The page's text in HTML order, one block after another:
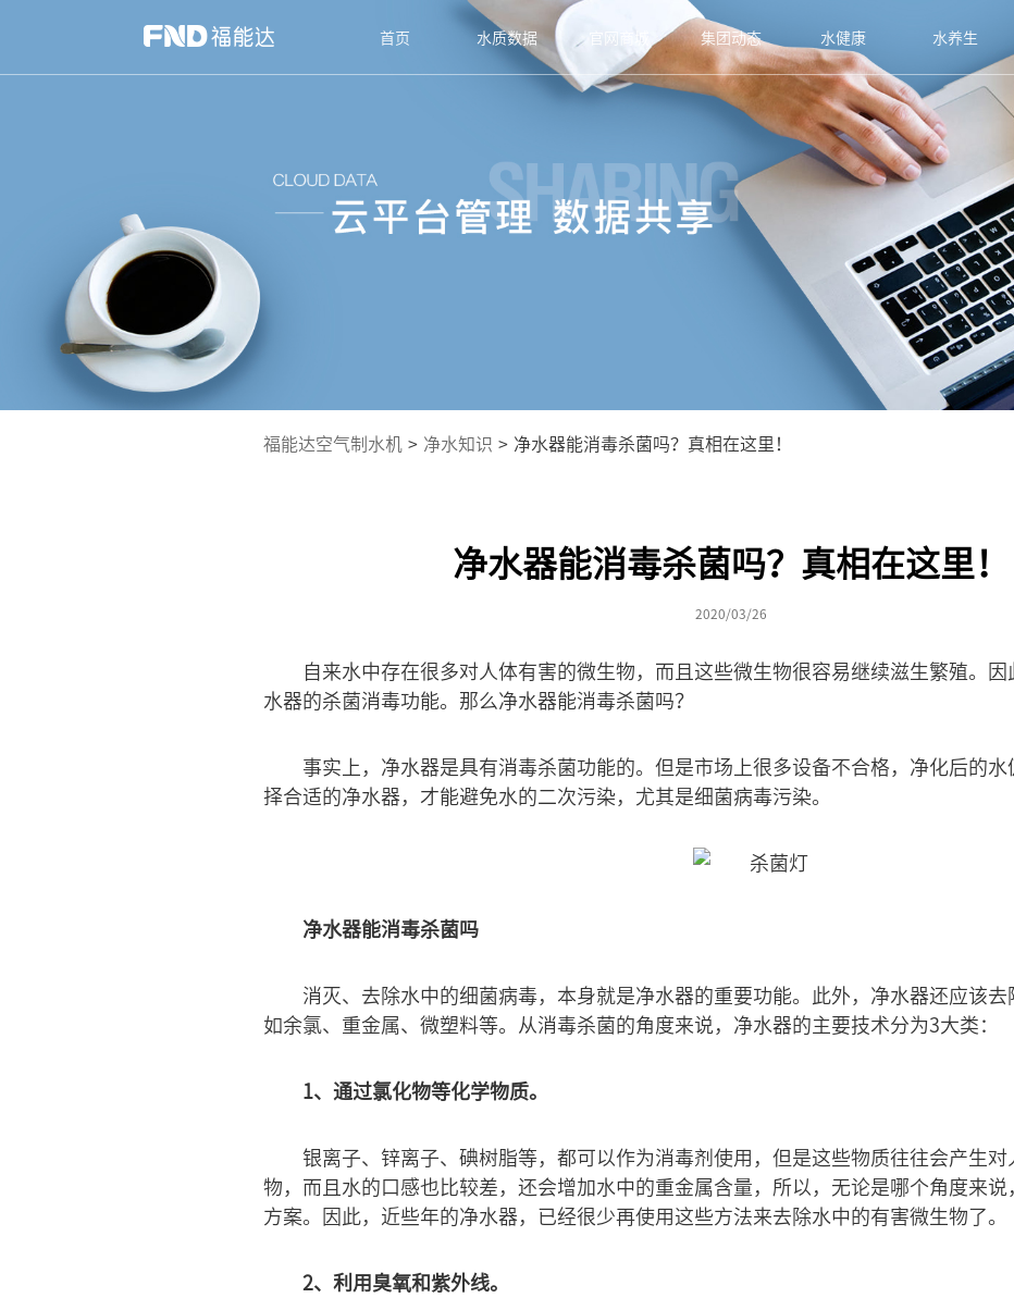
首页 水质数据 官网商城 集团动态 水健康 水养生
福能达空气制水机 > 净水知识 > 净水器能消毒杀菌吗？真相在这里！
净水器能消毒杀菌吗？真相在这里！
2020/03/26
自来水中存在很多对人体有害的微生物，而且这些微生物很容易继续滋生繁殖。
水器的杀菌消毒功能。那么净水器能消毒杀菌吗？
事实上，净水器是具有消毒杀菌功能的。但是市场上很多设备不合格，净化后的
择合适的净水器，才能避免水的二次污染，尤其是细菌病毒污染。
净水器能消毒杀菌吗
消灭、去除水中的细菌病毒，本身就是净水器的重要功能。此外，净水器还应该去
如余氯、重金属、微塑料等。从消毒杀菌的角度来说，净水器的主要技术分为3大类：
1、通过氯化物等化学物质。
银离子、锌离子、碘树脂等，都可以作为消毒剂使用，但是这些物质往往会产生
物，而且水的口感也比较差，还会增加水中的重金属含量，所以，无论是哪个角度来
方案。因此，近些年的净水器，已经很少再使用这些方法来去除水中的有害微生物了。
2、利用臭氧和紫外线。